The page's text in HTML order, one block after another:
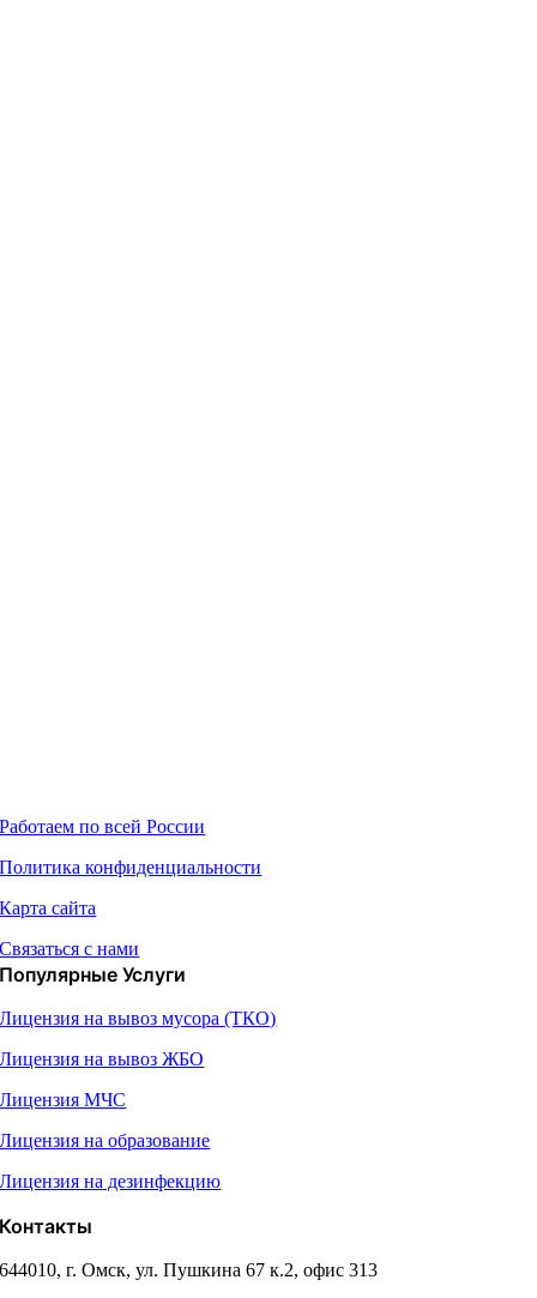
Работаем по всей России
Политика конфиденциальности
Карта сайта
Связаться с нами
Популярные Услуги
Лицензия на вывоз мусора (ТКО)
Лицензия на вывоз ЖБО
Лицензия МЧС
Лицензия на образование
Лицензия на дезинфекцию
Контакты
644010, г. Омск, ул. Пушкина 67 к.2, офис 313